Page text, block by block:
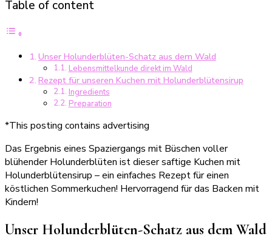
Kuchen
Table of content
Unser Holunderblüten-Schatz aus dem Wald
Lebensmittelkunde direkt im Wald
Rezept für unseren Kuchen mit Holunderblütensirup
Ingredients
Preparation
*This posting contains advertising
Das Ergebnis eines Spaziergangs mit Büschen voller
blühender Holunderblüten ist dieser saftige Kuchen mit
Holunderblütensirup – ein einfaches Rezept für einen
köstlichen Sommerkuchen! Hervorragend für das Backen mit
Kindern!
Unser Holunderblüten-Schatz aus dem Wald